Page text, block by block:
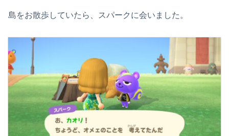
島をお散歩していたら、スパークに会いました。